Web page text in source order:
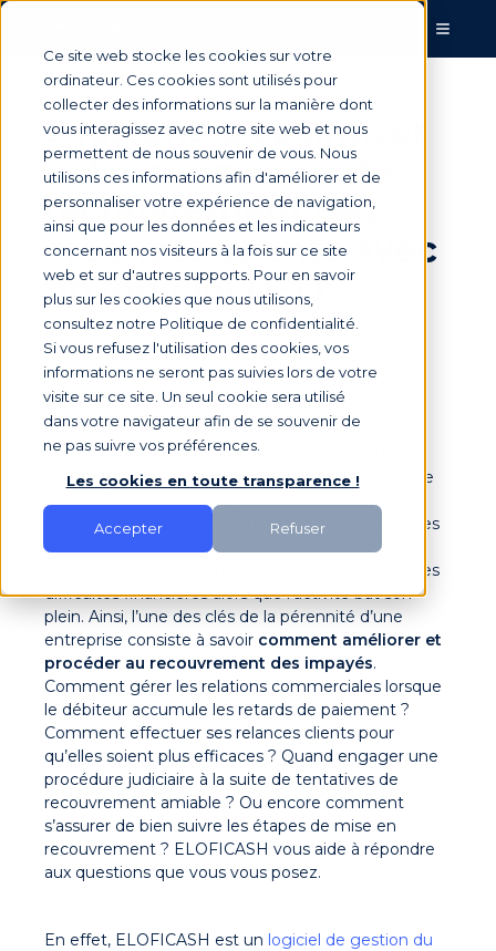
Ce site web stocke les cookies sur votre
ordinateur. Ces cookies sont utilisés pour
collecter des informations sur la manière dont
vous interagissez avec notre site web et nous
permettent de nous souvenir de vous. Nous
utilisons ces informations afin d'améliorer et de
personnaliser votre expérience de navigation,
ainsi que pour les données et les indicateurs
concernant nos visiteurs à la fois sur ce site
web et sur d'autres supports. Pour en savoir
plus sur les cookies que nous utilisons,
consultez notre Politique de confidentialité.
Si vous refusez l'utilisation des cookies, vos
informations ne seront pas suivies lors de votre
visite sur ce site. Un seul cookie sera utilisé
dans votre navigateur afin de se souvenir de
ne pas suivre vos préférences.
Les cookies en toute transparence !
Accepter Refuser
9 raisons d’optimiser
votre processus de
recouvrement des
créances clients avec
un logiciel DSO
Par Armelle Mathieu le 30 nov. 2022, 13:30:00
Comment optimiserson processus de
recouvrement des créances clients
question se pose de plus en plus dans une période
d’instabilité économique et d’augmentation de
l’impayé. Et le parcours pour recouvrer les sommes
dues peut s’avérer long et couteux en énergie.
Votre entreprise peut même se retrouver avec des
difficultés financières alors que l’activité bat son
plein. Ainsi, l’une des clés de la pérennité d’une
entreprise consiste à savoir comment améliorer et
procéder au recouvrement des impayés.
Comment gérer les relations commerciales lorsque
le débiteur accumule les retards de paiement ?
Comment effectuer ses relances clients pour
qu’elles soient plus efficaces ? Quand engager une
procédure judiciaire à la suite de tentatives de
recouvrement amiable ? Ou encore comment
s’assurer de bien suivre les étapes de mise en
recouvrement ? ELOFICASH vous aide à répondre
aux questions que vous vous posez.
En effet, ELOFICASH est un logiciel de gestion du